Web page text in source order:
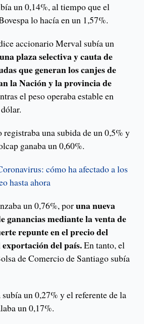
un 0,14%, al tiempo que el
lo hacía en un 1,57%.
accionario Merval subía un
plaza selectiva y cauta de
que generan los canjes de
la Nación y la provincia de
el peso operaba estable en
una subida de un 0,5% y
ganaba un 0,60%.
cómo ha afectado a los
hasta ahora
un 0,76%, poruna nueva
ganancias mediante la venta de
repunte en el precio del
del país.En tanto, el
de Comercio de Santiago subía
un 0,27% y el referente de la
un 0,17%.